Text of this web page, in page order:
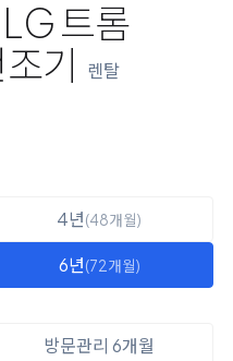
트롬
기
렌탈
4년(48개월)
6년(72개월)
방문관리 6개월